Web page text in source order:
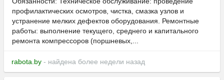
профилактических осмотров, чистка, смазка узлов и
устранение мелких дефектов оборудования. Ремонтные
работы: выполнение текущего, среднего и капитального
ремонта компрессоров (поршневых,...
rabota.by - найдена более недели назад